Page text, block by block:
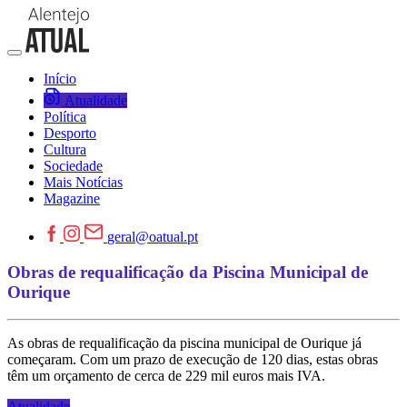
Início
Atualidade
Política
Desporto
Cultura
Sociedade
Mais Notícias
Magazine
geral@oatual.pt
Obras de requalificação da Piscina Municipal de
Ourique
As obras de requalificação da piscina municipal de Ourique já
começaram. Com um prazo de execução de 120 dias, estas obras
têm um orçamento de cerca de 229 mil euros mais IVA.